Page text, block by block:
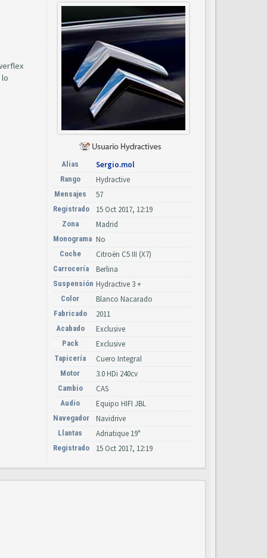
Alias Sergio.mol
Rango Hydractive
Mensajes 57
Registrado 15 Oct 2017, 12:19
Zona Madrid
Monograma No
Coche Citroën C5 III (X7)
Carrocería Berlina
Suspensión Hydractive 3 +
Color Blanco Nacarado
Fabricado 2011
Acabado Exclusive
Pack Exclusive
Tapicería Cuero Integral
Motor 3.0 HDi 240cv
Cambio CAS
Audio Equipo HIFI JBL
Navegador Navidrive
Llantas Adriatique 19"
Registrado 15 Oct 2017, 12:19